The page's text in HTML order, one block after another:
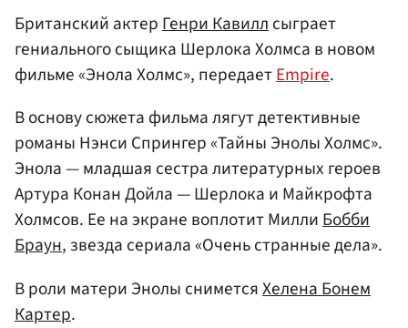
Британский актерГенри Кавиллсыграет
гениального сыщика Шерлока Холмса в новом
фильме «Энола Холмс», передаетEmpire.
В основу сюжета фильма лягут детективные
романы Нэнси Спрингер «Тайны Энолы Холмс».
Энола — младшая сестра литературных героев
Артура Конан Дойла — Шерлока и Майкрофта
Холмсов. Ее на экране воплотит МиллиБобби
Браун, звезда сериала «Очень странные дела».
В роли матери Энолы сниметсяХелена Бонем
Картер.